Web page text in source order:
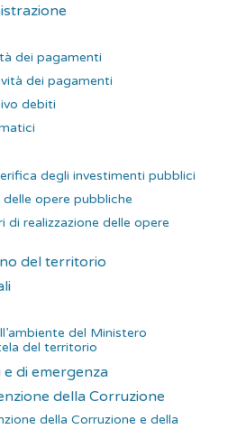
dei pagamenti
dei pagamenti
debiti
degli investimenti pubblici
opere pubbliche
realizzazione delle opere
del territorio
del Ministero
del territorio
di emergenza
della Corruzione
della Corruzione e della